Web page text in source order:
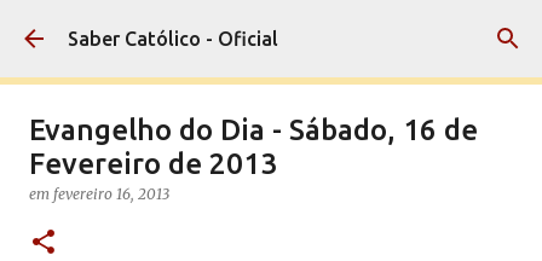
Pular para o conteúdo principal
Saber Católico - Oficial
Evangelho do Dia - Sábado, 16 de
Fevereiro de 2013
em fevereiro 16, 2013